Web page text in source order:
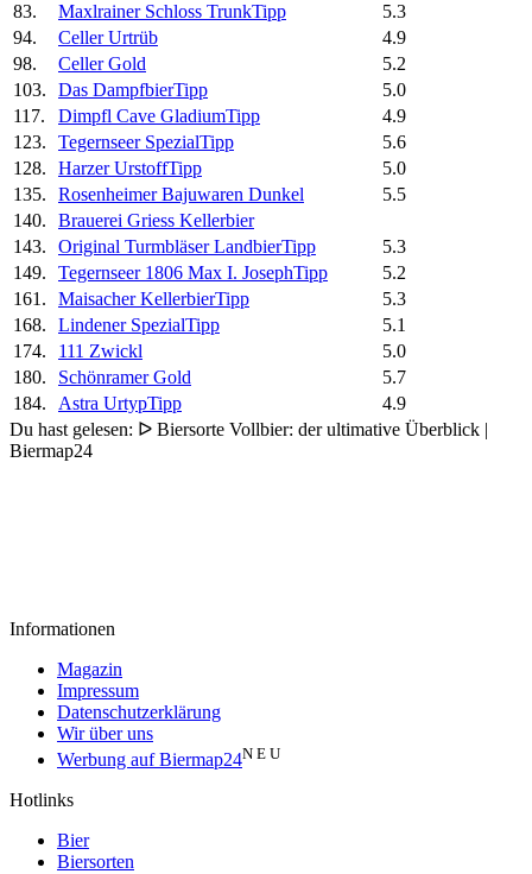
83.
Maxlrainer Schloss TrunkTipp
5.3
94.
Celler Urtrüb
4.9
98.
Celler Gold
5.2
103.
Das DampfbierTipp
5.0
117.
Dimpfl Cave GladiumTipp
4.9
123.
Tegernseer SpezialTipp
5.6
128.
Harzer UrstoffTipp
5.0
135.
Rosenheimer Bajuwaren Dunkel
5.5
140.
Brauerei Griess Kellerbier
143.
Original Turmbläser LandbierTipp
5.3
149.
Tegernseer 1806 Max I. JosephTipp
5.2
161.
Maisacher KellerbierTipp
5.3
168.
Lindener SpezialTipp
5.1
174.
111 Zwickl
5.0
180.
Schönramer Gold
5.7
184.
Astra UrtypTipp
4.9
Du hast gelesen: ᐅ Biersorte Vollbier: der ultimative Überblick |
Biermap24
Informationen
Magazin
Impressum
Datenschutzerklärung
Wir über uns
Werbung auf Biermap24N E U
Hotlinks
Bier
Biersorten